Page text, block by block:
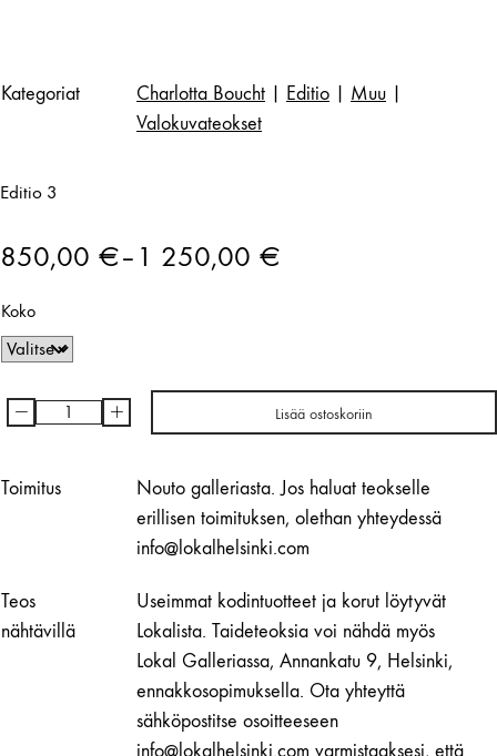
Kategoriat Charlotta Boucht Editio Muu
Valokuvateokset
Editio 3
850,00 €– 1 250,00 €
Hintaluokka:
850,00 €
-
1
Koko
Charlotta
|
för
länge
- + Lisää ostoskoriin
Toimitus
Nouto galleriasta. Jos haluat teokselle
erillisen toimituksen, olethan yhteydessä
info@lokalhelsinki.com
Teos
nähtävillä
Useimmat kodintuotteet ja korut löytyvät
Lokalista. Taideteoksia voi nähdä myös
Lokal Galleriassa, Annankatu 9, Helsinki,
ennakkosopimuksella. Ota yhteyttä
sähköpostitse osoitteeseen
info@lokalhelsinki.com varmistaaksesi, että